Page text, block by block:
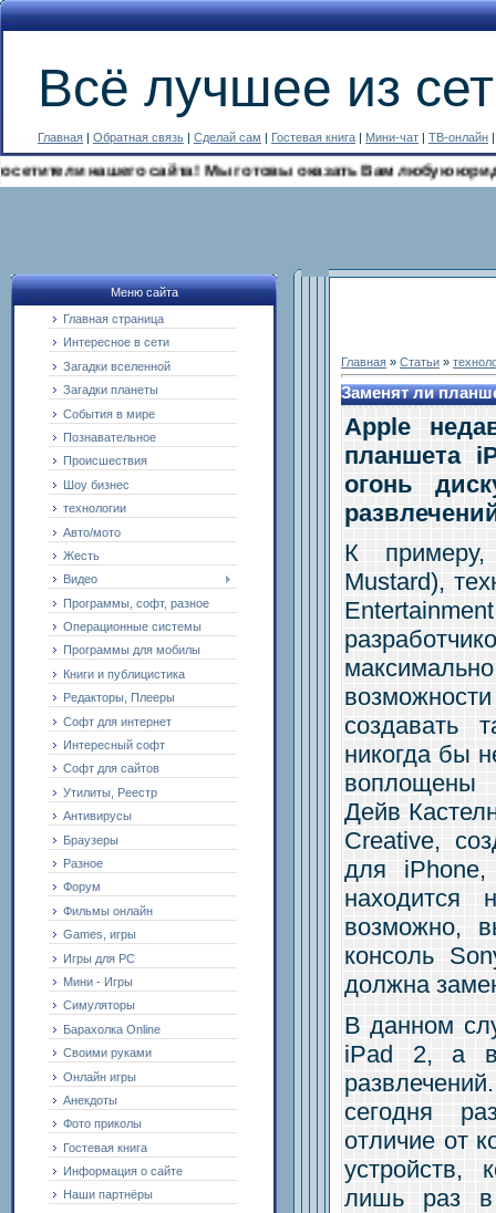
Всё лучшее из
Главная | Обратная связь | Сделай сам | Гостевая книга | Мини-чат | ТВ-онлайн
нашего сайта! Мы готовы оказать Вам любую
Меню сайта
Главная страница
Интересное в сети
Загадки вселенной
Загадки планеты
События в мире
Познавательное
Происшествия
Шоу бизнес
технологии
Авто/мото
Жесть
Видео
Программы, софт, разное
Операционные системы
Программы для мобилы
Книги и публицистика
Редакторы, Плееры
Софт для интернет
Интересный софт
Софт для сайтов
Утилиты, Реестр
Антивирусы
Браузеры
Разное
Форум
Фильмы онлайн
Games, игры
Игры для PC
Мини - Игры
Симуляторы
Барахолка Online
Своими руками
Онлайн игры
Анекдоты
Фото приколы
Гостевая книга
Информация о сайте
Наши партнёры
Главная » Статьи »
Заменят ли
Apple
планшета
огонь
К
Mustard),
создавать
никогда бы
воплощены
Дейв
Creative,
для
возможно,
консоль
должна
В данном
iPad 2, а
сегодня
отличие от
устройств,
лишь раз